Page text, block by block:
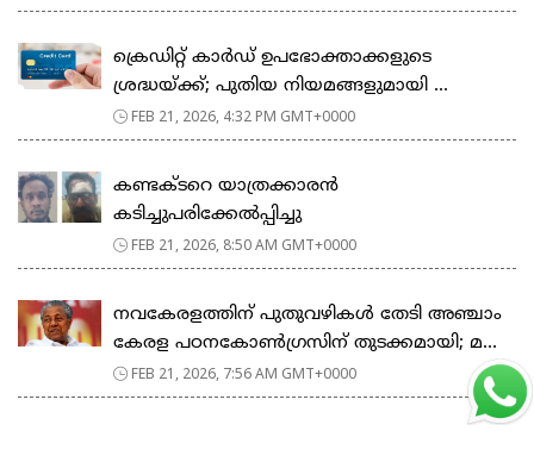
ക്രെഡിറ്റ് കാർഡ് ഉപഭോക്താക്കളുടെ
ശ്രദ്ധയ്ക്ക്; പുതിയ നിയമങ്ങളുമായി ...
FEB 21, 2026, 4:32 PM GMT+0000
കണ്ടക്ടറെ യാത്രക്കാരൻ
കടിച്ചുപരിക്കേൽപ്പിച്ചു
FEB 21, 2026, 8:50 AM GMT+0000
നവകേരളത്തിന് പുതുവഴികൾ തേടി അഞ്ചാം
കേരള പഠനകോൺഗ്രസിന് തുടക്കമായി; മ...
FEB 21, 2026, 7:56 AM GMT+0000